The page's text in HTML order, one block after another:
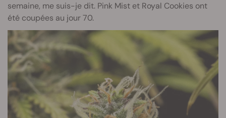
semaine, me suis-je dit. Pink Mist et Royal Cookies ont
été coupées au jour 70.